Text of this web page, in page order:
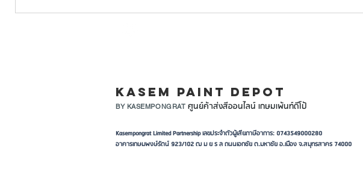
KASEM PAINT DEPOT
BY KASEMPONGRAT ศูนย์ค้าส่งสีออนไลน์ เกษมเพ้นท์ดีโป้
Kasempongrat Limited Partnership เลขประจำตัวผู้เสียภาษีอาการ: 0743549000280
อาคารเกษมพงษ์รัตน์ 923/102 ฒ ม ย ร ล ถนนเอกชัย ต.มหาชัย อ.เมือง จ.สมุทรสาคร 74000